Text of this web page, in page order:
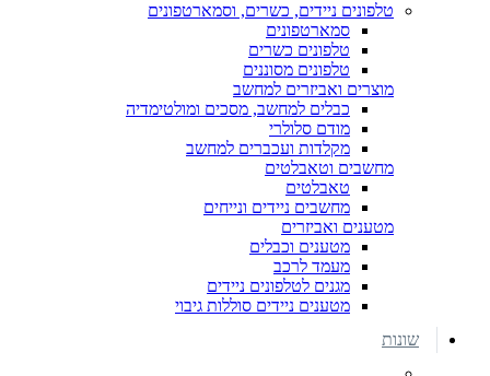
טלפונים ניידים, כשרים, וסמארטפונים
סמארטפונים
טלפונים כשרים
טלפונים מסוננים
מוצרים ואביזרים למחשב
כבלים למחשב, מסכים ומולטימדיה
מודם סלולרי
מקלדות ועכברים למחשב
מחשבים וטאבלטים
טאבלטים
מחשבים ניידים ונייחים
מטענים ואביזרים
מטענים וכבלים
מעמד לרכב
מגנים לטלפונים ניידים
מטענים ניידים סוללות גיבוי
שונות